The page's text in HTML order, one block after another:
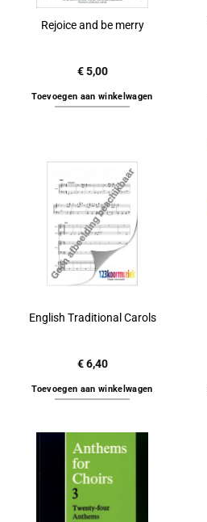
Rejoice and be merry
€5,00
Toevoegen aan winkelwagen
English Traditional Carols
€6,40
Toevoegen aan winkelwagen